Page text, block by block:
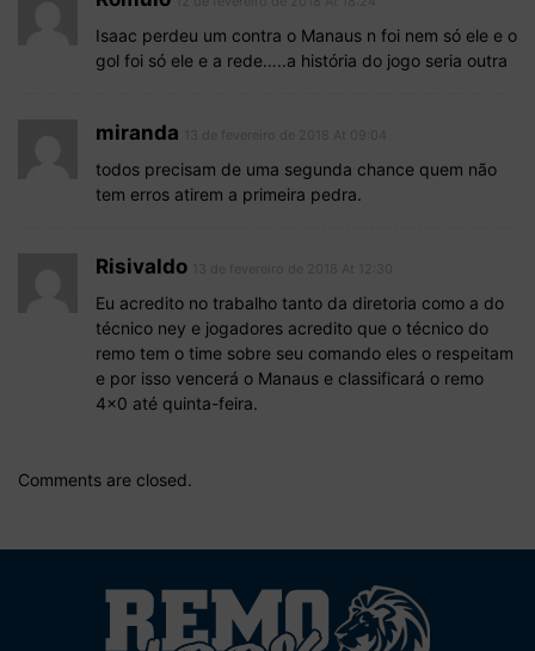
Isaac perdeu um contra o Manaus n foi nem só ele e o
gol foi só ele e a rede…..a história do jogo seria outra
miranda
todos precisam de uma segunda chance quem não
tem erros atirem a primeira pedra.
Risivaldo
Eu acredito no trabalho tanto da diretoria como a do
técnico ney e jogadores acredito que o técnico do
remo tem o time sobre seu comando eles o respeitam
e por isso vencerá o Manaus e classificará o remo
4×0 até quinta-feira.
Comments are closed.